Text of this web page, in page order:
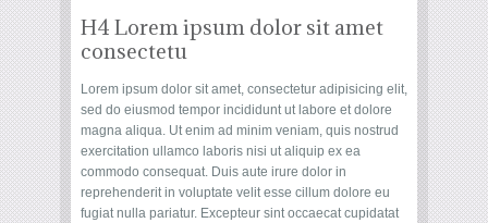
H4 Lorem ipsum dolor sit amet
consectetu
Lorem ipsum dolor sit amet, consectetur adipisicing elit,
sed do eiusmod tempor incididunt ut labore et dolore
magna aliqua. Ut enim ad minim veniam, quis nostrud
exercitation ullamco laboris nisi ut aliquip ex ea
commodo consequat. Duis aute irure dolor in
reprehenderit in voluptate velit esse cillum dolore eu
fugiat nulla pariatur. Excepteur sint occaecat cupidatat